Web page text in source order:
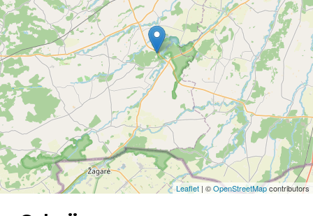
Leaflet | ©OpenStreetMapcontributors